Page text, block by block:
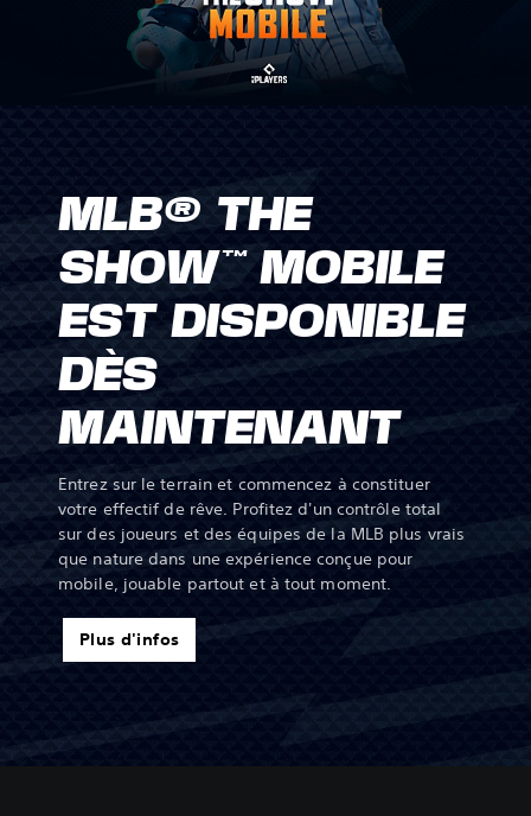
MLB® THE
SHOW™ MOBILE
EST DISPONIBLE
DÈS
MAINTENANT
Entrez sur le terrain et commencez à constituer
votre effectif de rêve. Profitez d'un contrôle total
sur des joueurs et des équipes de la MLB plus vrais
que nature dans une expérience conçue pour
mobile, jouable partout et à tout moment.
Plus d'infos